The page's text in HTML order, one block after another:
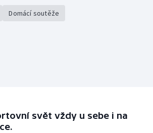
Domácí soutěže
svět vždy u sebe i na